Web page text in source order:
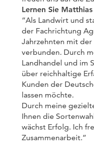
Lernen Sie
“Als Landwirt und
der Fachrichtung
Jahrzehnten mit
verbunden. Durch
Landhandel und im
über reichhaltige
Kunden der
lassen möchte.
Durch meine
Ihnen die
wächst Erfolg. Ich
Zusammenarbeit.”